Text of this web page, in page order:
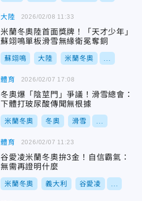
大陸
米蘭冬奧陸首面獎牌！「天才少年」
蘇翊鳴單板滑雪無緣衛冕奪銅
蘇翊鳴 大陸 米蘭冬奧
2026/02/08 11:33
體育
冬奧爆「陰莖門」爭議！滑雪總會：
下體打玻尿酸傳聞無根據
米蘭冬奧 冬奧 滑雪
2026/02/07 17:08
體育
谷愛凌米蘭冬奧拚3金！自信霸氣：
無需再證明什麼
米蘭冬奧 義大利 谷愛凌
2026/02/07 11:23